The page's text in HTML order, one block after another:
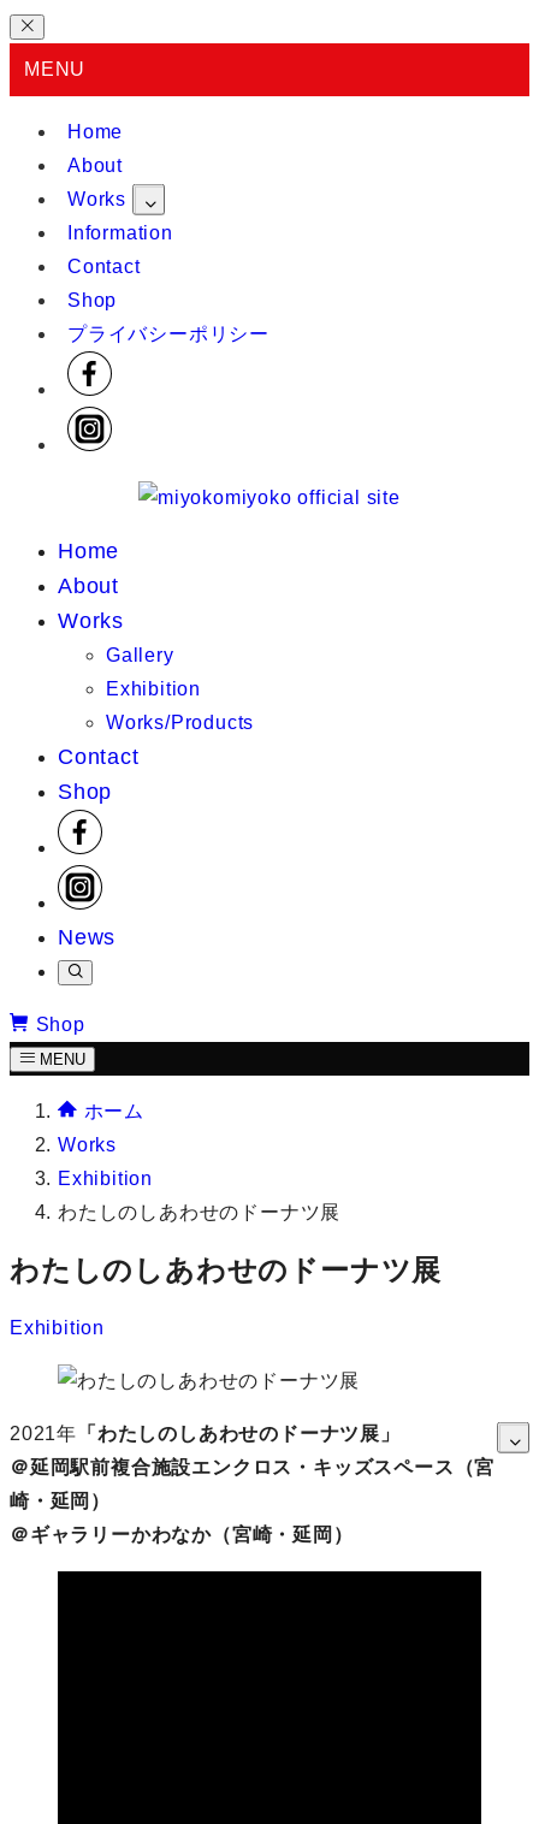
MENU
Home
About
Works
Information
Contact
Shop
プライバシーポリシー
Home
About
Works
Gallery
Exhibition
Works/Products
Contact
Shop
News
Shop
MENU
ホーム
Works
Exhibition
わたしのしあわせのドーナツ展
わたしのしあわせのドーナツ展
Exhibition
2021年 「わたしのしあわせのドーナツ展」
＠延岡駅前複合施設エンクロス・キッズスペース（宮
崎・延岡）
＠ギャラリーかわなか（宮崎・延岡）